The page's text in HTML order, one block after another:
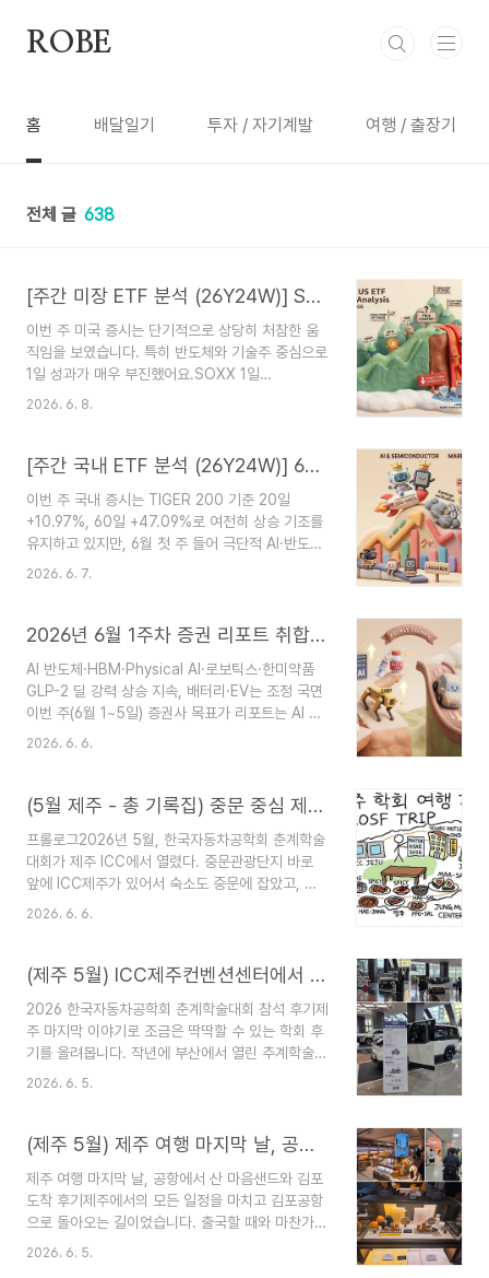
ROBE
홈 배달일기 투자 / 자기계발 여행 / 출장기
전체 글 638
[주간 미장 ETF 분석 (26Y24W)] SOXX 1일 -10%대… 6월 조정장에서 진짜 주도주는?
이번 주 미국 증시는 단기적으로 상당히 처참한 움
직임을 보였습니다. 특히 반도체와 기술주 중심으로
1일 성과가 매우 부진했어요.SOXX 1일
-10.44%VGT 1일 -6.14%QQQ 1일
지·크립토 테마의 구조적 강세가 여전히 유지되고
기적으로는 폭락한” 상황입니다. 제공해주신 최신
데이터를 바탕으로 정리했습니다.1. 주도주
(Leaders) — 장기적으로는 여전히 강하지만, 단기
충격은 피하지 못한 종목들분류 기준: 60일·120일
Semicondu..
2026. 6. 8.
[주간 국내 ETF 분석 (26Y24W)] 6월 첫 주 대혼란 속 살아남는 진짜 주도주 — AI·반도체 vs 단기 조정
이번 주 국내 증시는 TIGER 200 기준 20일
+10.97%, 60일 +47.09%로 여전히 상승 기조를
유지하고 있지만, 6월 첫 주 들어 극단적 AI·반도체
쏠림 후 단기 조정이 본격화된 모습입니다. 최근
이미 많이 오른 대세 상승장에서는 절대 수익률이
·60일 다중 추세의 일관성이 진짜 주도주를 가르는
핵심입니다. 제공해주신 최신 데이터를 바탕으로 정
리했습니다. 이 글에서 제공되는 모든 정보는 투자
권유가 아니며, 투자 결정은 투자자 본인의 판단과
2026. 6. 7.
2026년 6월 1주차 증권 리포트 취합/분석: AI 반도체·HBM·Physical AI·로보틱스·한미약품 GLP-2 딜 강력 상승 지속, 배터리·EV는 조정 국면
AI 반도체·HBM·Physical AI·로보틱스·한미약품
GLP-2 딜 강력 상승 지속, 배터리·EV는 조정 국면
이번 주(6월 1~5일) 증권사 목표가 리포트는 AI 기
판·HBM 중심의 반도체 슈퍼사이클과 현대차그룹
삼성전기·LG이노텍·SK하이닉스·삼성전자 등 AI 핵
심 종목의 목표주가가 40~115%대 대폭 상향되며
구조적 성장 기대감이 재차 확인됐습니다. 반면 배
터리·EV 섹터(LG에너지솔루션, 삼성SDI)는 시장점
유율 하락 우려로 하향 조정이 이어졌습니다. 아래
에서 모든 주요 섹터를 빠짐없이, 중립적으로 정리
2026. 6. 6.
(5월 제주 - 총 기록집) 중문 중심 제주 학회 여행기 : ICC제주, 맛집, 숙소 실전 후기
프롤로그2026년 5월, 한국자동차공학회 춘계학술
대회가 제주 ICC에서 열렸다. 중문관광단지 바로
앞에 ICC제주가 있어서 숙소도 중문에 잡았고, 자
연스럽게 중문 일대를 중심으로 움직이게 되었다.
조사해두고 갔는데, 그 내용을 정리한 글이 아래 링
집 검색 (다음/카카오맵 평점 + 구글맵 리뷰 조합)준
비 과정학회 포스터 발표를 준비하면서 수원 성균관
대역 근처에서 대형 출력을 진행했다. 급한 일정이
었는데도 퀄리티와 가격 모두 만족스러웠다.김포공
등록하면 5년 동..
2026. 6. 6.
(제주 5월) ICC제주컨벤션센터에서 본 미래 모빌리티 — 2026 한국자동차공학회 춘계학술대회 참석 후기
2026 한국자동차공학회 춘계학술대회 참석 후기제
주 마지막 이야기로 조금은 딱딱할 수 있는 학회 후
기를 올려봅니다. 작년에 부산에서 열린 추계학술대
회에 이어 올해는 제주 ICC에서 진행된 2026 한국
로 224 행사 개요2026 한국자동차공학회 춘계학
주에서 열렸습니다. 한국자동차공학회(KSAE)는
1978년에 설립된 자동차 공학 분야 대표 학회로,
올해는 학계·산업계·연구기관에서 약 3,000여 명
이 참석했고, 자동차 전 분야에 걸쳐 1,100여 편의
2026. 6. 5.
(제주 5월) 제주 여행 마지막 날, 공항에서 산 마음샌드와 김포 도착 후기
제주 여행 마지막 날, 공항에서 산 마음샌드와 김포
도착 후기제주에서의 모든 일정을 마치고 김포공항
으로 돌아오는 길이었습니다. 출국할 때와 마찬가지
로 제주공항에서도 바이오 신분확인 시스템을 이용
2026. 6. 5.